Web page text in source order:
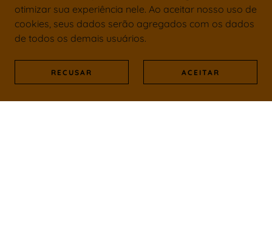
otimizar sua experiência nele. Ao aceitar nosso uso de
cookies, seus dados serão agregados com os dados
de todos os demais usuários.
RECUSAR ACEITAR